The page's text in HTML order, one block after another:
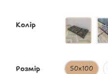
Колір
Розмір 50х100